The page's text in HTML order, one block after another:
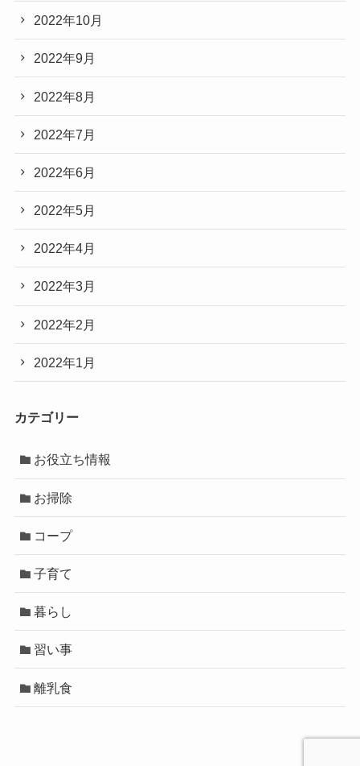
2022年10月
2022年9月
2022年8月
2022年7月
2022年6月
2022年5月
2022年4月
2022年3月
2022年2月
2022年1月
カテゴリー
お役立ち情報
お掃除
コープ
子育て
暮らし
習い事
離乳食